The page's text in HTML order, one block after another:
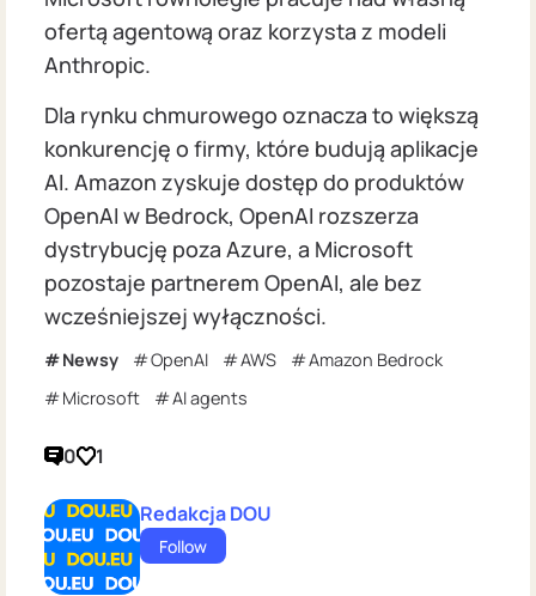
ofertą agentową oraz korzysta z modeli
Anthropic.
Dla rynku chmurowego oznacza to większą
konkurencję o firmy, które budują aplikacje
AI. Amazon zyskuje dostęp do produktów
OpenAI w Bedrock, OpenAI rozszerza
dystrybucję poza Azure, a Microsoft
pozostaje partnerem OpenAI, ale bez
wcześniejszej wyłączności.
Newsy OpenAI AWS
Amazon Bedrock
Microsoft
AI agents
0 1
Redakcja DOU
Follow